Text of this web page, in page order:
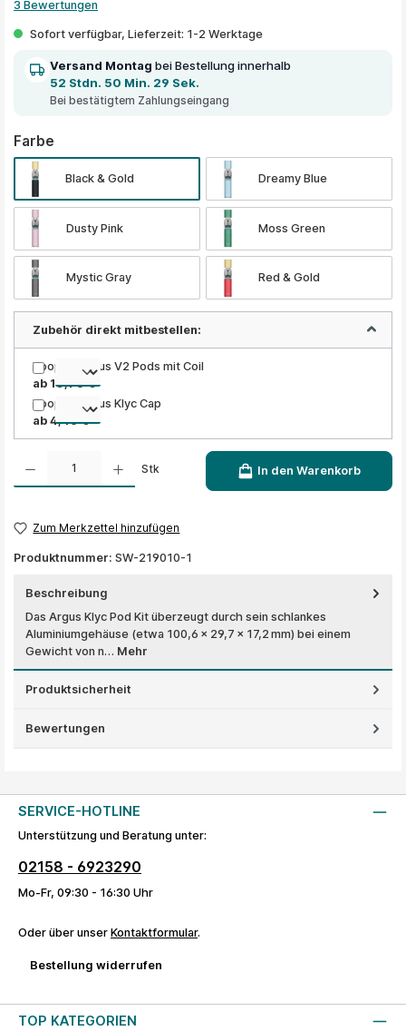
Durchschnittliche Bewertung von 5 von 5 Sternen
3 Bewertungen
Sofort verfügbar, Lieferzeit: 1-2 Werktage
Versand Montag bei Bestellung innerhalb
52 Stdn. 50 Min. 29 Sek.
Bei bestätigtem Zahlungseingang
Farbe
Black & Gold Dreamy Blue
Dusty Pink Moss Green
Mystic Gray Red & Gold
Zubehör direkt mitbestellen:
Voopoo Argus V2 Pods mit Coil
ab 10,76 €
Voopoo Argus Klyc Cap
ab 4,46 €
Produkt Anzahl: Gib den gewünschten Wert ein oder benutze die Schaltflächen um die
Stk In den Warenkorb
Zum Merkzettel hinzufügen
Produktnummer: SW-219010-1
Beschreibung
Das Argus Klyc Pod Kit überzeugt durch sein schlankes
Aluminiumgehäuse (etwa 100,6 × 29,7 × 17,2 mm) bei einem
Gewicht von n… Mehr
Produktsicherheit
Bewertungen
SERVICE-HOTLINE
Unterstützung und Beratung unter:
02158 - 6923290
Mo-Fr, 09:30 - 16:30 Uhr
Oder über unser Kontaktformular.
Bestellung widerrufen
TOP KATEGORIEN